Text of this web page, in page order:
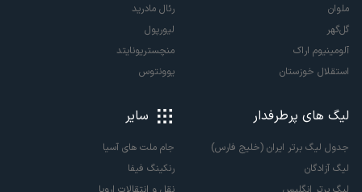
ملوان
گل‌گهر
آلومینیوم اراک
استقلال خوزستان
رئال مادرید
لیورپول
منچستریونایتد
یوونتوس
لیگ های پرطرفدار
جدول لیگ برتر ایران (خلیج فارس)
لیگ آزادگان
سایر
جام ملت های آسیا
رنکینگ فیفا